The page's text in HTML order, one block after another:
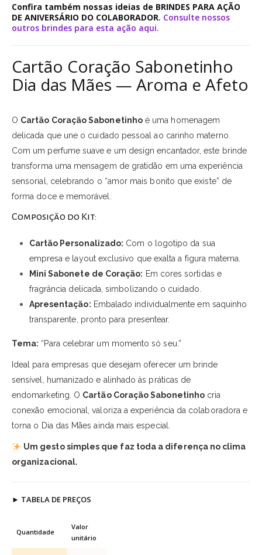
Confira também nossas ideias de BRINDES PARA AÇÃO
DE ANIVERSÁRIO DO COLABORADOR. Consulte nossos
outros brindes para esta ação aqui.
Cartão Coração Sabonetinho
Dia das Mães — Aroma e Afeto
O Cartão Coração Sabonetinhoé uma homenagem
delicada que une o cuidado pessoal ao carinho materno.
Com um perfume suave e um design encantador, este brinde
transforma uma mensagem de gratidão em uma experiência
sensorial, celebrando o “amor mais bonito que existe” de
forma doce e memorável.
Composição do Kit:
Cartão Personalizado: Com o logotipo da sua
empresa e layout exclusivo que exalta a figura materna.
Mini Sabonete de Coração: Em cores sortidas e
fragrância delicada, simbolizando o cuidado.
Apresentação: Embalado individualmente em saquinho
transparente, pronto para presentear.
Tema: “Para celebrar um momento só seu.”
Ideal para empresas que desejam oferecer um brinde
sensível, humanizado e alinhado às práticas de
endomarketing. O Cartão Coração Sabonetinho cria
conexão emocional, valoriza a experiência da colaboradora e
torna o Dia das Mães ainda mais especial.
Um gesto simples que faz toda a diferença no clima
organizacional.
► TABELA DE PREÇOS
Quantidade
Valor
unitário